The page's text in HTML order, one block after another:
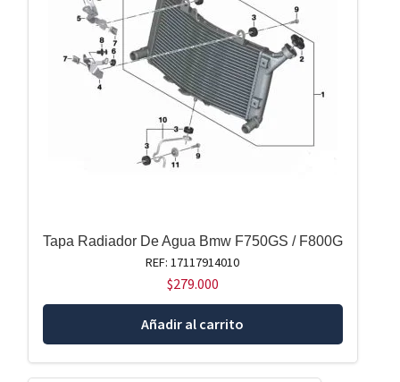
Tapa Radiador De Agua Bmw F750GS / F800G
REF: 17117914010
$279.000
Añadir al carrito